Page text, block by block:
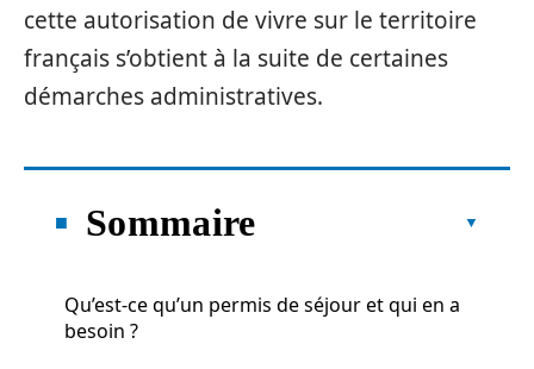
cette autorisation de vivre sur le territoire
français s’obtient à la suite de certaines
démarches administratives.
Sommaire
Qu’est-ce qu’un permis de séjour et qui en a
besoin ?